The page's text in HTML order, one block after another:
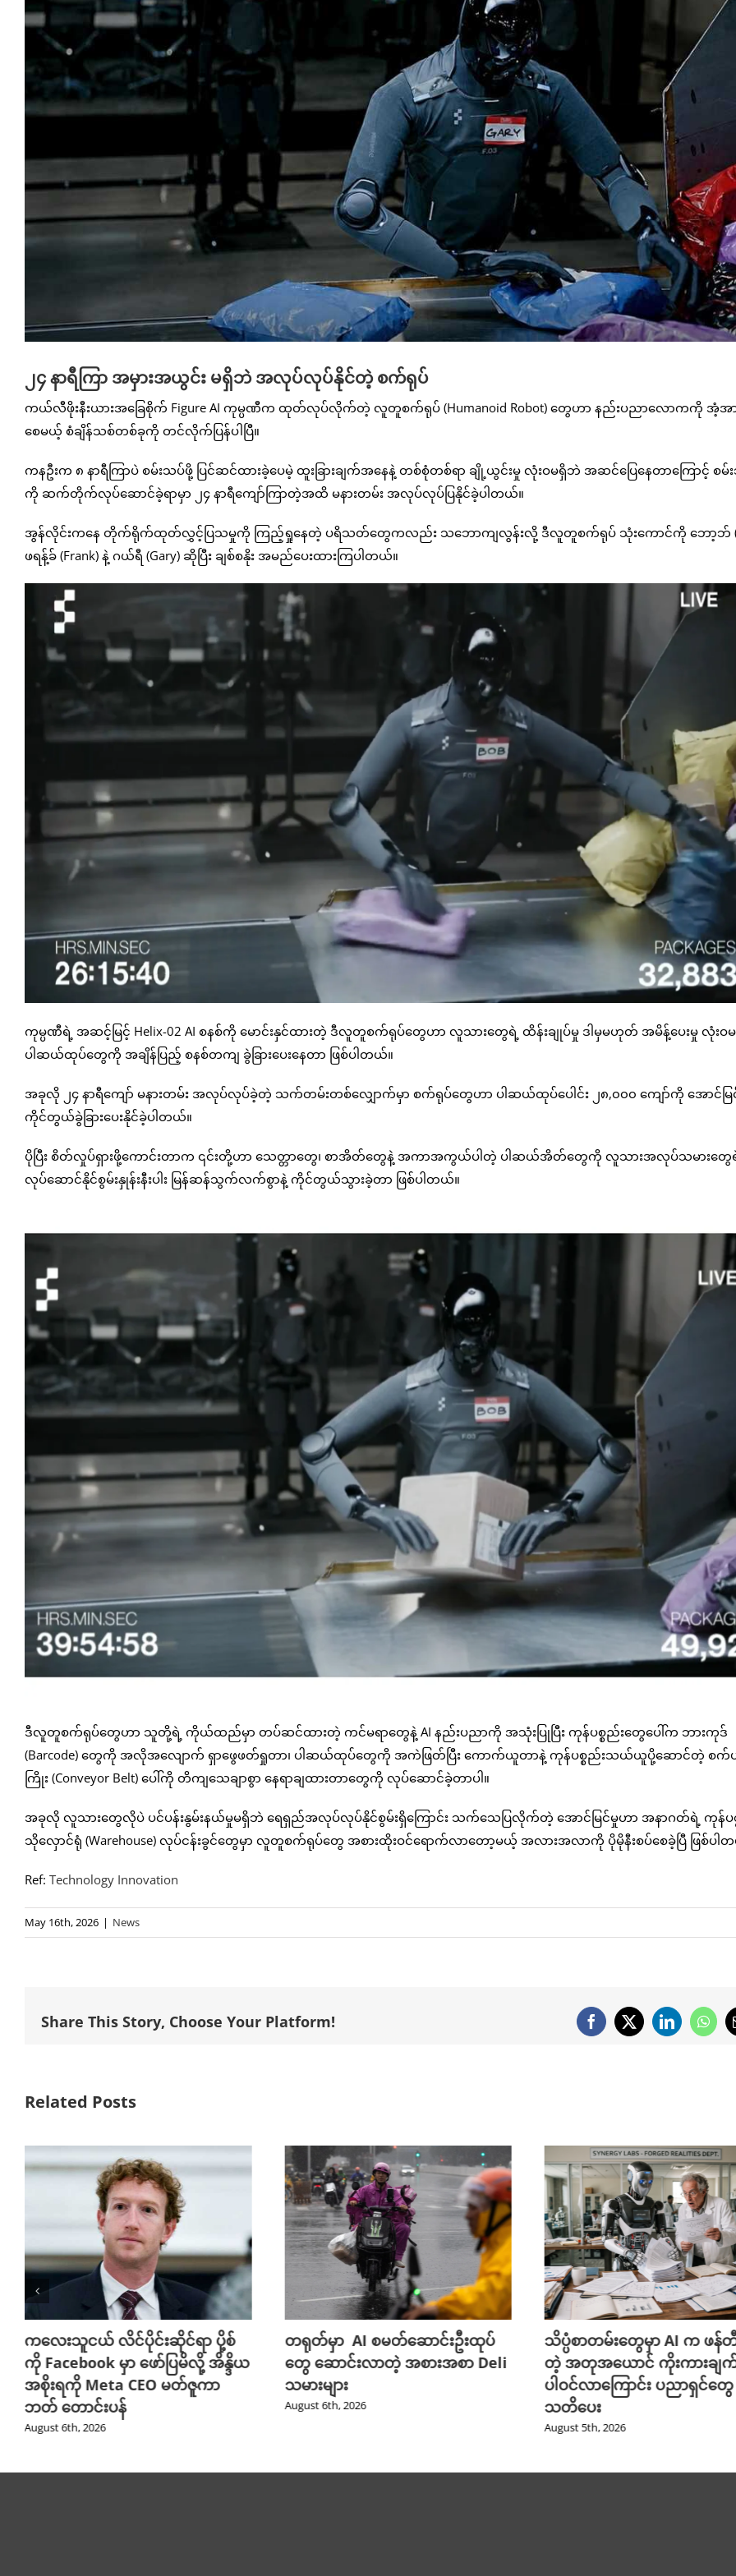
၂၄ နာရီကြာ အမှားအယွင်း မရှိဘဲ အလုပ်လုပ်နိုင်တဲ့ စက်ရုပ်
ကယ်လီဖိုးနီးယားအခြေစိုက် Figure AI ကုမ္ပဏီက ထုတ်လုပ်လိုက်တဲ့ လူတူစက်ရုပ် (Humanoid Robot) တွေဟာ နည်းပညာလောကကို အံ့အ
စေမယ့် စံချိန်သစ်တစ်ခုကို တင်လိုက်ပြန်ပါပြီ။
ကနဦးက ၈ နာရီကြာပဲ စမ်းသပ်ဖို့ ပြင်ဆင်ထားခဲ့ပေမဲ့ ထူးခြားချက်အနေနဲ့ တစ်စုံတစ်ရာ ချို့ယွင်းမှု လုံးဝမရှိဘဲ အဆင်ပြေနေတာကြောင့် စမ်
ကို ဆက်တိုက်လုပ်ဆောင်ခဲ့ရာမှာ ၂၄ နာရီကျော်ကြာတဲ့အထိ မနားတမ်း အလုပ်လုပ်ပြနိုင်ခဲ့ပါတယ်။
အွန်လိုင်းကနေ တိုက်ရိုက်ထုတ်လွှင့်ပြသမှုကို ကြည့်ရှုနေတဲ့ ပရိသတ်တွေကလည်း သဘောကျလွန်းလို့ ဒီလူတူစက်ရုပ် သုံးကောင်ကို ဘော့ဘ်
ဖရန့်ခ် (Frank) နဲ့ ဂယ်ရီ (Gary) ဆိုပြီး ချစ်စနိုး အမည်ပေးထားကြပါတယ်။
ကုမ္ပဏီရဲ့ အဆင့်မြင့် Helix-02 AI စနစ်ကို မောင်းနှင်ထားတဲ့ ဒီလူတူစက်ရုပ်တွေဟာ လူသားတွေရဲ့ ထိန်းချုပ်မှု ဒါမှမဟုတ် အမိန့်ပေးမှု လုံးဝ
ပါဆယ်ထုပ်တွေကို အချိန်ပြည့် စနစ်တကျ ခွဲခြားပေးနေတာ ဖြစ်ပါတယ်။
အခုလို ၂၄ နာရီကျော် မနားတမ်း အလုပ်လုပ်ခဲ့တဲ့ သက်တမ်းတစ်လျှောက်မှာ စက်ရုပ်တွေဟာ ပါဆယ်ထုပ်ပေါင်း ၂၈,၀၀၀ ကျော်ကို အောင်မြ
ကိုင်တွယ်ခွဲခြားပေးနိုင်ခဲ့ပါတယ်။
ပိုပြီး စိတ်လှုပ်ရှားဖို့ကောင်းတာက ၎င်းတို့ဟာ သေတ္တာတွေ၊ စာအိတ်တွေနဲ့ အကာအကွယ်ပါတဲ့ ပါဆယ်အိတ်တွေကို လူသားအလုပ်သမားတွေ
လုပ်ဆောင်နိုင်စွမ်းနှုန်းနီးပါး မြန်ဆန်သွက်လက်စွာနဲ့ ကိုင်တွယ်သွားခဲ့တာ ဖြစ်ပါတယ်။
ဒီလူတူစက်ရုပ်တွေဟာ သူတို့ရဲ့ ကိုယ်ထည်မှာ တပ်ဆင်ထားတဲ့ ကင်မရာတွေနဲ့ AI နည်းပညာကို အသုံးပြုပြီး ကုန်ပစ္စည်းတွေပေါ်က ဘားကုဒ်
(Barcode) တွေကို အလိုအလျောက် ရှာဖွေဖတ်ရှုတာ၊ ပါဆယ်ထုပ်တွေကို အကဲဖြတ်ပြီး ကောက်ယူတာနဲ့ ကုန်ပစ္စည်းသယ်ယူပို့ဆောင်တဲ့ စ
ကြိုး (Conveyor Belt) ပေါ်ကို တိကျသေချာစွာ နေရာချထားတာတွေကို လုပ်ဆောင်ခဲ့တာပါ။
အခုလို လူသားတွေလိုပဲ ပင်ပန်းနွမ်းနယ်မှုမရှိဘဲ ရေရှည်အလုပ်လုပ်နိုင်စွမ်းရှိကြောင်း သက်သေပြလိုက်တဲ့ အောင်မြင်မှုဟာ အနာဂတ်ရဲ့ ကုန်ပစ္
သိုလှောင်ရုံ (Warehouse) လုပ်ငန်းခွင်တွေမှာ လူတူစက်ရုပ်တွေ အစားထိုးဝင်ရောက်လာတော့မယ့် အလားအလာကို ပိုမိုနီးစပ်စေခဲ့ပြီ ဖြစ်ပါ
Ref: Technology Innovation
May 16th, 2026 | News
Share This Story, Choose Your Platform! Facebook
X LinkedIn
Related Posts
ကလေးသူငယ် လိင်ပိုင်းဆိုင်ရာ ပို့စ်
ကို Facebook မှာ ဖော်ပြမိလို့ အိန္ဒိယ
အစိုးရကို Meta CEO မတ်ဇူကာ
ဘတ် တောင်းပန်
August 6th, 2026
တရုတ်မှာ AI စမတ်ဆောင်းဦးထုပ်
တွေ ဆောင်းလာတဲ့ အစားအစာ Deli
သမားများ
August 6th, 2026
သိပ္ပံစာတမ်းတွေမှာ AI က ဖန်
တဲ့ အတုအယောင် ကိုးကားချ
ပါဝင်လာကြောင်း ပညာရှင်တွေ
သတိပေး
August 5th, 2026